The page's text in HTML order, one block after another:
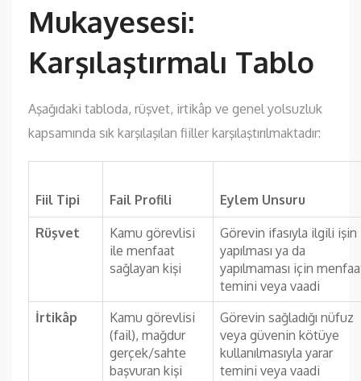
Mukayesesi:
Karşılaştırmalı Tablo
Aşağıdaki tabloda, rüşvet, irtikâp ve genel yolsuzluk
kapsamında sık karşılaşılan fiiller karşılaştırılmaktadır:
Fiil Tipi Fail Profili Eylem Unsuru
Rüşvet
Kamu görevlisi
ile menfaat
sağlayan kişi
Görevin ifasıyla ilgili işin
yapılması ya da
yapılmaması için
temini veya vaadi
İrtikâp
Kamu görevlisi
(fail), mağdur
gerçek/sahte
başvuran kişi
Görevin sağladığı nüfuz
veya güvenin kötüye
kullanılmasıyla yarar
temini veya vaadi